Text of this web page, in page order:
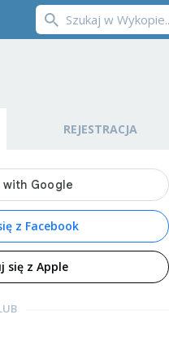
REJESTRACJA
z Facebook
się z Apple